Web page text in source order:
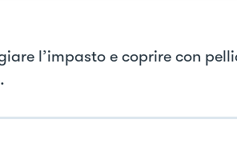
l’impasto e coprire con